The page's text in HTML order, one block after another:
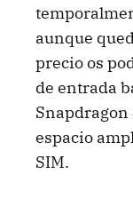
aunque
precio os
de entrada
Snapdragon
espacio
SIM.